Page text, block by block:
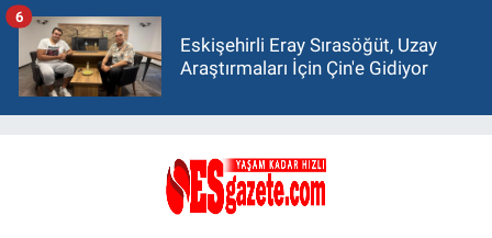
Eskişehirli Eray Sırasöğüt, Uzay
Araştırmaları İçin Çin'e Gidiyor
6